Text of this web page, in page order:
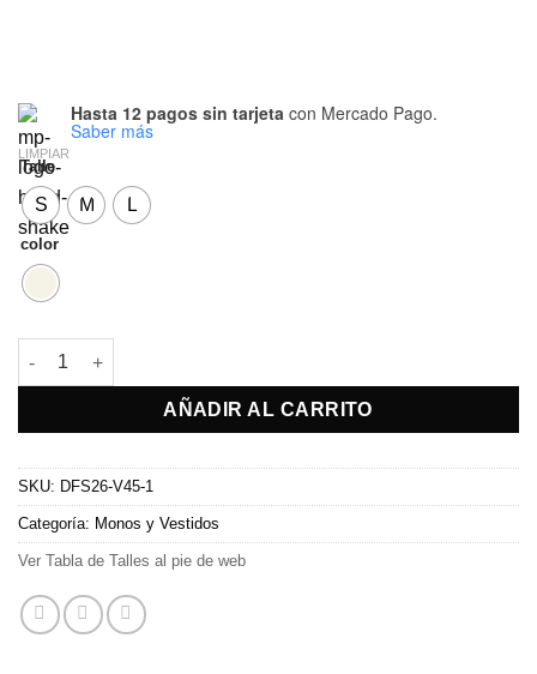
Hasta 12 pagos sin tarjeta con Mercado Pago.
Saber más
Talle
S M L
color
LIMPIAR
Vestido Lucera cantidad
AÑADIR AL CARRITO
SKU: DFS26-V45-1
Categoría: Monos y Vestidos
Ver Tabla de Talles al pie de web